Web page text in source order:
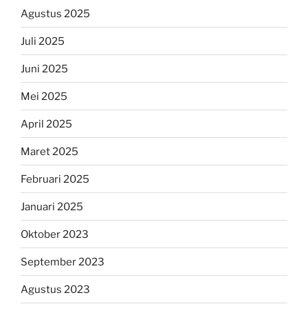
Agustus 2025
Juli 2025
Juni 2025
Mei 2025
April 2025
Maret 2025
Februari 2025
Januari 2025
Oktober 2023
September 2023
Agustus 2023